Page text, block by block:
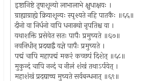
इष्टानिष्टे तृषाशून्यो लाभालाभे क्षुधाक्षयः ।
ग्राह्याग्राह्ये क्रियाशून्यः स्पृश्यते नहि पातकैः ॥६६॥
दीनो वा निर्धनो वापि धनाढ्यो नृपतिश्च वा ।
यथाशक्ति प्रसेवेत सतः पापैः प्रमुच्यते ॥६७॥
नवनिधीन् प्रदद्याद्वै यज्ञे पापैः प्रमुच्यते ।
पद्मं चापि महापद्मं मकरं कच्छपं दिशेत् ॥६८॥
मुकुन्दं चापि नन्दं च नीलं शंखं तथाऽर्पयेत् ।
महाशंखं प्रदद्याच्च मुच्यते सर्वबन्धनात् ॥६९॥